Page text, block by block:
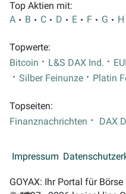
Top Aktien mit:
A
B C D E F G H
Topwerte:
Bitcoin
L&S DAX Ind.
Silber Feinunze
Platin
Topseiten:
Finanznachrichten
DAX
Impressum
GOYAX: Ihr Portal für